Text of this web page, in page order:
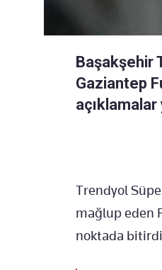
Başakşehir
Gaziantep
açıklamalar
Trendyol
mağlup eden
noktada